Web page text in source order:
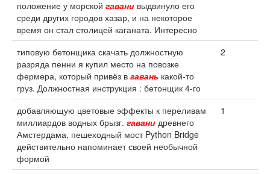
положение у морской гавани выдвинуло его
среди других городов хазар, и на некоторое
время он стал столицей каганата. Интересно
типовую бетонщика скачать должностную
разряда пенни я купил место на повозке
фермера, который привёз в гавань какой-то
груз. Должностная инструкция : бетонщик 4-го
2
добавляющую цветовые эффекты к переливам
миллиардов водных брызг. гавани древнего
Амстердама, пешеходный мост Python Bridge
действительно напоминает своей необычной
формой
1